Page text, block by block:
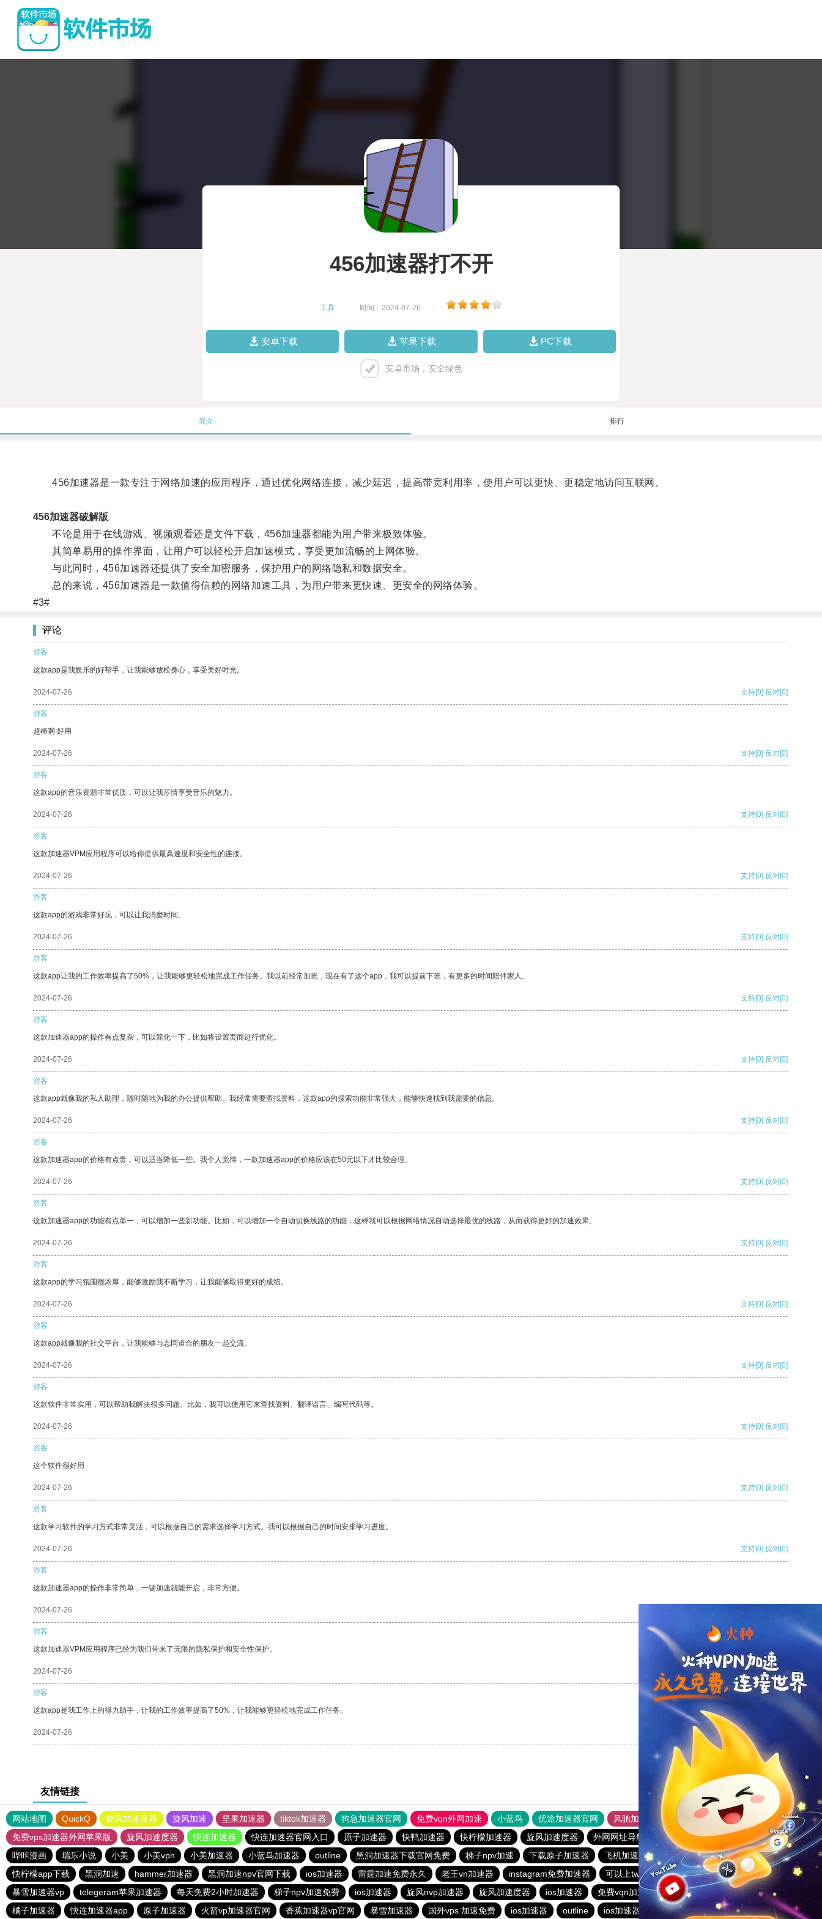
456加速器打不开
工具 时间：2024-07-26
安卓下载 苹果下载 PC下载
安卓市场，安全绿色
简介 排行
456加速器是一款专注于网络加速的应用程序，通过优化网络连接，减少延迟，提高带宽利用率，使用户可以更快、更稳定地访问互联网。
456加速器破解版
不论是用于在线游戏、视频观看还是文件下载，456加速器都能为用户带来极致体验。
其简单易用的操作界面，让用户可以轻松开启加速模式，享受更加流畅的上网体验。
与此同时，456加速器还提供了安全加密服务，保护用户的网络隐私和数据安全。
总的来说，456加速器是一款值得信赖的网络加速工具，为用户带来更快速、更安全的网络体验。
#3#
评论
游客
这款app是我娱乐的好帮手，让我能够放松身心，享受美好时光。
2024-07-26 支持[0] 反对[0]
游客
超棒啊 好用
2024-07-26 支持[0] 反对[0]
游客
这款app的音乐资源非常优质，可以让我尽情享受音乐的魅力。
2024-07-26 支持[0] 反对[0]
游客
这款加速器VPM应用程序可以给你提供最高速度和安全性的连接。
2024-07-26 支持[0] 反对[0]
游客
这款app的游戏非常好玩，可以让我消磨时间。
2024-07-26 支持[0] 反对[0]
游客
这款app让我的工作效率提高了50%，让我能够更轻松地完成工作任务。我以前经常加班，现在有了这个app，我可以提前下班，有更多的时间陪伴家人。
2024-07-26 支持[0] 反对[0]
游客
这款加速器app的操作有点复杂，可以简化一下，比如将设置页面进行优化。
2024-07-26 支持[0] 反对[0]
游客
这款app就像我的私人助理，随时随地为我的办公提供帮助。我经常需要查找资料，这款app的搜索功能非常强大，能够快速找到我需要的信息。
2024-07-26 支持[0] 反对[0]
游客
这款加速器app的价格有点贵，可以适当降低一些。我个人觉得，一款加速器app的价格应该在50元以下才比较合理。
2024-07-26 支持[0] 反对[0]
游客
这款加速器app的功能有点单一，可以增加一些新功能。比如，可以增加一个自动切换线路的功能，这样就可以根据网络情况自动选择最优的线路，从而获得更好的加速效果。
2024-07-26 支持[0] 反对[0]
游客
这款app的学习氛围很浓厚，能够激励我不断学习，让我能够取得更好的成绩。
2024-07-26 支持[0] 反对[0]
游客
这款app就像我的社交平台，让我能够与志同道合的朋友一起交流。
2024-07-26 支持[0] 反对[0]
游客
这款软件非常实用，可以帮助我解决很多问题。比如，我可以使用它来查找资料、翻译语言、编写代码等。
2024-07-26 支持[0] 反对[0]
游客
这个软件很好用
2024-07-26 支持[0] 反对[0]
游客
这款学习软件的学习方式非常灵活，可以根据自己的需求选择学习方式。我可以根据自己的时间安排学习进度。
2024-07-26 支持[0] 反对[0]
游客
这款加速器app的操作非常简单，一键加速就能开启，非常方便。
2024-07-26
游客
这款加速器VPM应用程序已经为我们带来了无限的隐私保护和安全性保护。
2024-07-26 支持 [0] 反对 [0]
游客
这款app是我工作上的得力助手，让我的工作效率提高了50%，让我能够更轻松地完成工作任务。
2024-07-26 支持
友情链接
网站地图 QuickQ 旋风加速度器 旋风加速 坚果加速器 tiktok加速器 狗急加速器官网 免费vqn外网加速 小蓝鸟 优途加速器官网 风驰加速器
旋风加速器
免费vps加速器外网苹果版
旋风加速度器 快连加速器 快连加速器官网入口 原子加速器 快鸭加速器 快柠檬加速器 旋风加速度器 外网网址导航 软件中心 雷霆加速
狂飙加速器
哔咔漫画
瑞乐小说 小美 小美vpn 小美加速器 小蓝鸟加速器 outline 黑洞加速器下载官网免费 梯子npv加速 下载原子加速器 飞机加速器 老王vp官网
老王vqn加速
快柠檬app下载
黑洞加速 hammer加速器 黑洞加速npv官网下载 ios加速器 雷霆加速免费永久 老王vn加速器 instagram免费加速器 可以上twitter的免费加速器
旋风加速
暴雪加速器vp
telegeram苹果加速器 每天免费2小时加速器 梯子npv加速免费 ios加速器 旋风nvp加速器 旋风加速度器 ios加速器 免费vqn加速试用 快联加速器
quickq
橘子加速器
快连加速器app 原子加速器 火箭vp加速器官网 香蕉加速器vp官网 暴雪加速器 国外vps 加速免费 ios加速器 outline ios加速器 加速器哪个好用 飞驰加速器